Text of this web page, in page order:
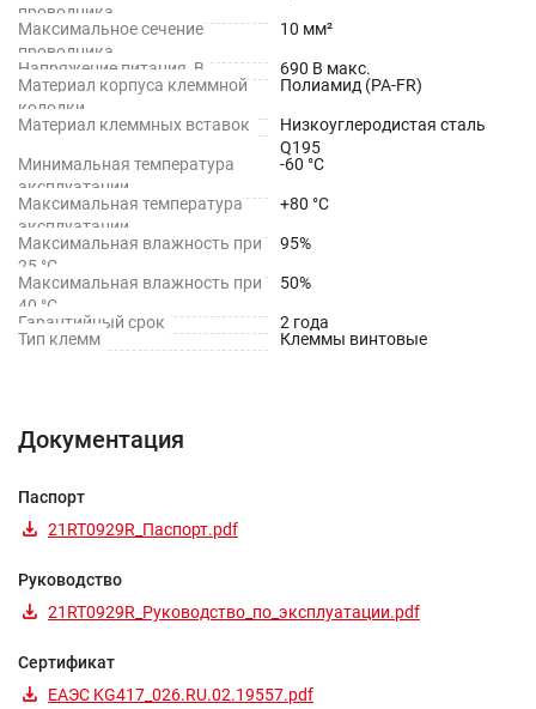
проводника
Максимальное сечение
проводника
10 мм²
Напряжение питания, В
690 В макс.
Материал корпуса клеммной
колодки
Полиамид (PA-FR)
Материал клеммных вставок
Низкоуглеродистая сталь
Q195
Минимальная температура
эксплуатации
-60 °C
Максимальная температура
эксплуатации
+80 °C
Максимальная влажность при
25 °C
95%
Максимальная влажность при
40 °C
50%
Гарантийный срок
2 года
Тип клемм
Клеммы винтовые
Документация
Паспорт
21RT0929R_Паспорт.pdf
Руководство
21RT0929R_Руководство_по_эксплуатации.pdf
Сертификат
ЕАЭС KG417_026.RU.02.19557.pdf